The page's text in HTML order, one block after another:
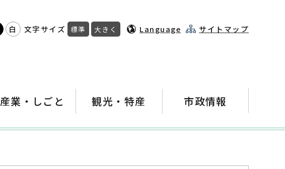
白 文字サイズ 標準 大きく Language サイトマップ
産業・しごと 観光・特産 市政情報